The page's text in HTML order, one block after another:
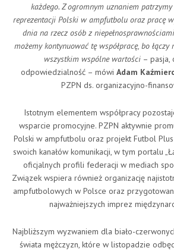
każdego. Z ogromnym uznaniem
reprezentacji Polski w ampfutbolu oraz pracę
dnia na rzecz osób z
możemy kontynuować tę współpracę, bo łączy
wszystkim wspólne wartości– pasja,
odpowiedzialność – mówi Adam
PZPN ds. organizacyjno-
Istotnym elementem współpracy
wsparcie promocyjne. PZPN aktywnie
Polski w ampfutbolu oraz projekt Futbol
swoich kanałów komunikacji, w tym portalu
oficjalnych profili federacji w mediach
Związek wspiera również organizację
ampfutbolowych w Polsce oraz
najważniejszych imprez
Najbliższym wyzwaniem dla biało-
świata mężczyzn, które w listopadzie